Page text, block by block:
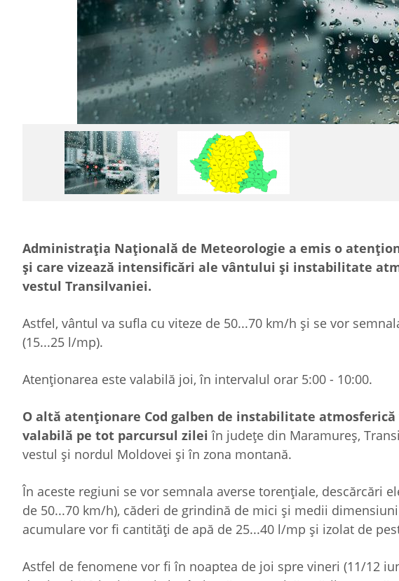
Administrația Națională de Meteorologie a emis o
și care vizează intensificări ale vântului și instabilitate
vestul Transilvaniei.
Astfel, vântul va sufla cu viteze de 50...70 km/h și se vor
(15...25 l/mp).
Atenționarea este valabilă joi, în intervalul orar 5:00 - 10:00.
O altă atenționare Cod galben de instabilitate atmosferică
valabilă pe tot parcursul zilei în județe din Maramureș,
vestul și nordul Moldovei și în zona montană.
În aceste regiuni se vor semnala averse torențiale, descărcări
de 50...70 km/h), căderi de grindină de mici și medii
acumulare vor fi cantități de apă de 25...40 l/mp și izolat de
Astfel de fenomene vor fi în noaptea de joi spre vineri (11/12